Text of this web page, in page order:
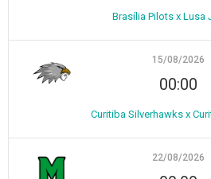
Brasília Pilots x Lusa
15/08/2026
00:00
Curitiba Silverhawks x
22/08/2026